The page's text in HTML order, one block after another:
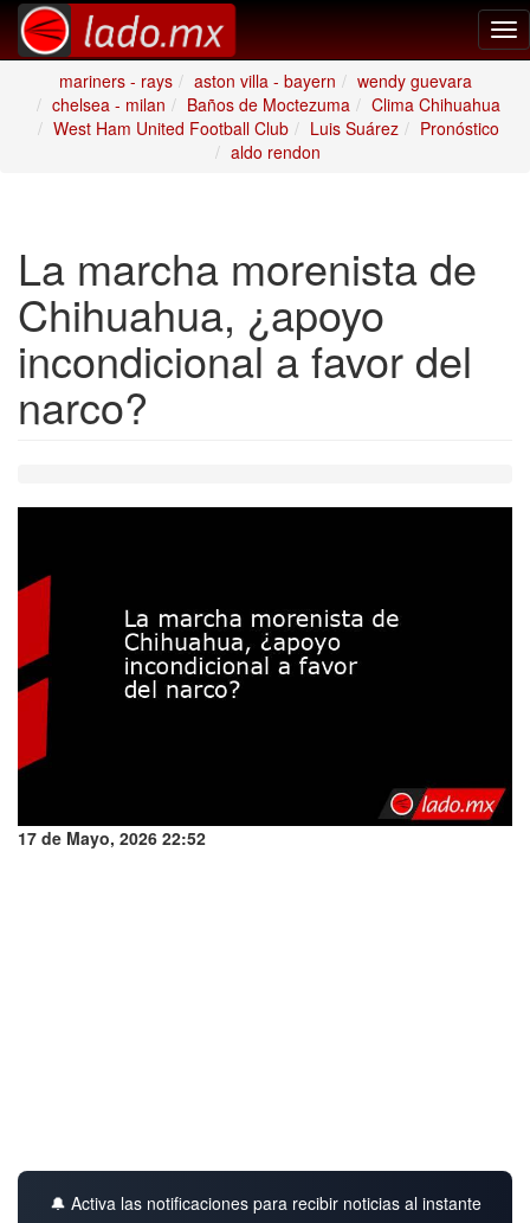
mariners - rays
aston villa - bayern
wendy guevara
chelsea - milan
Baños de Moctezuma
Clima Chihuahua
West Ham United Football Club
Luis Suárez
Pronóstico
aldo rendon
La marcha morenista de
Chihuahua, ¿apoyo
incondicional a favor del
narco?
17 de Mayo, 2026 22:52
🔔 Activa las notificaciones para recibir noticias al instante